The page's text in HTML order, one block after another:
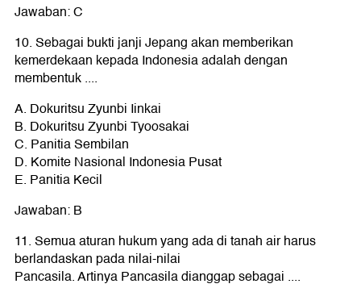
Jawaban: C
10. Sebagai bukti janji Jepang akan memberikan
kemerdekaan kepada Indonesia adalah dengan
membentuk ....
A. Dokuritsu Zyunbi Iinkai
B. Dokuritsu Zyunbi Tyoosakai
C. Panitia Sembilan
D. Komite Nasional Indonesia Pusat
E. Panitia Kecil
Jawaban: B
11. Semua aturan hukum yang ada di tanah air harus
berlandaskan pada nilai-nilai
Pancasila. Artinya Pancasila dianggap sebagai ....